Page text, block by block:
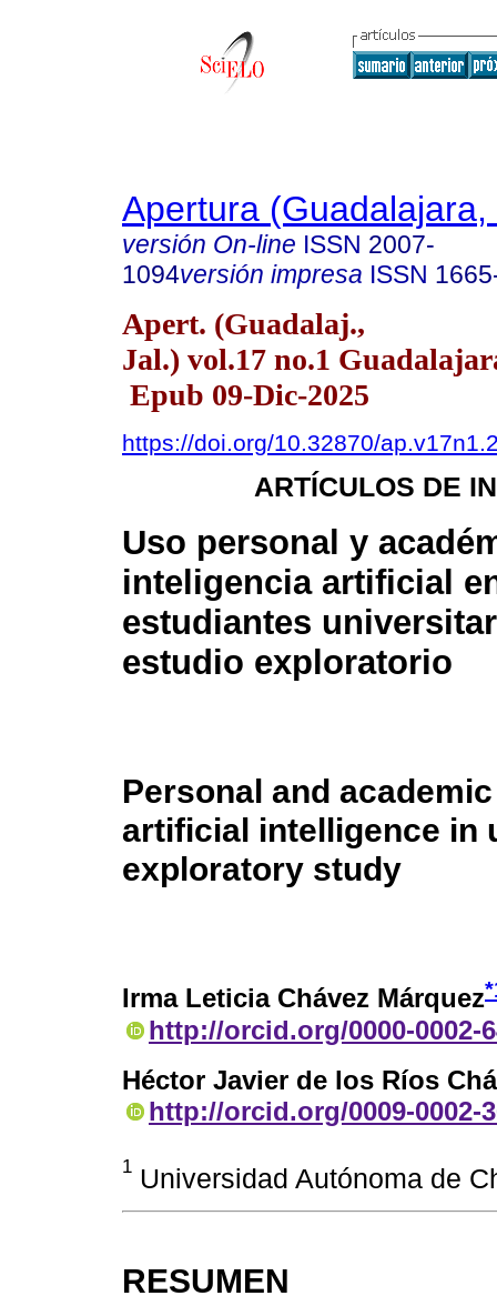
Apertura (Guadalajara,
versión On-line ISSN 2007-
1094versión impresa ISSN
Apert. (Guadalaj.,
Jal.) vol.17 no.1
Epub 09-Dic-2025
https://doi.org/10.32870/
ARTÍCULOS DE
Uso personal y
inteligencia artificial
estudiantes
estudio exploratorio
Personal and
artificial intelligence in
exploratory study
Irma Leticia Chávez Márquez*
http://orcid.org/0000-0002-
Héctor Javier de los Ríos
http://orcid.org/0009-0002-
1 Universidad Autónoma de
RESUMEN